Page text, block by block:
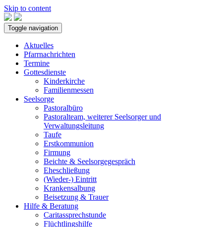
Skip to content
Toggle navigation
Aktuelles
Pfarrnachrichten
Termine
Gottesdienste
Kinderkirche
Familienmessen
Seelsorge
Pastoralbüro
Pastoralteam, weiterer Seelsorger und
Verwaltungsleitung
Taufe
Erstkommunion
Firmung
Beichte & Seelsorgegespräch
Eheschließung
(Wieder-) Eintritt
Krankensalbung
Beisetzung & Trauer
Hilfe & Beratung
Caritassprechstunde
Flüchtlingshilfe